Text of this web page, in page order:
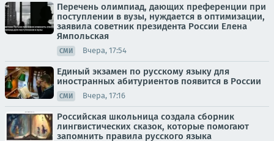
Перечень олимпиад, дающих преференции при
поступлении в вузы, нуждается в оптимизации,
заявила советник президента России Елена
Ямпольская
СМИ Вчера, 17:54
Единый экзамен по русскому языку для
иностранных абитуриентов появится в России
СМИ Вчера, 17:16
Российская школьница создала сборник
лингвистических сказок, которые помогают
запомнить правила русского языка